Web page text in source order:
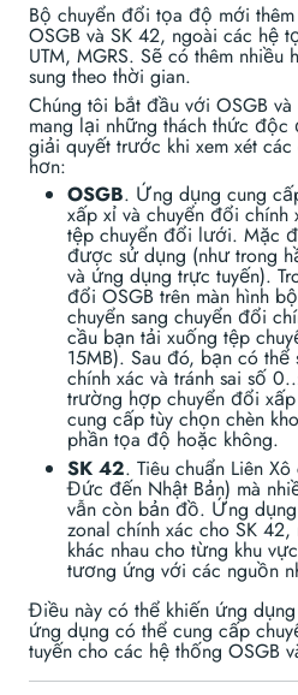
Bộ chuyển đổi tọa độ mới
OSGB và SK 42, ngoài các hệ
UTM, MGRS. Sẽ có thêm
sung theo thời gian.
Chúng tôi bắt đầu với OSGB
mang lại những thách thức độc
giải quyết trước khi xem xét
hơn:
OSGB. Ứng dụng cung
xấp xỉ và chuyển đổi chính
tệp chuyển đổi lưới. Mặc
được sử dụng (như trong
và ứng dụng trực tuyến).
đổi OSGB trên màn hình
chuyển sang chuyển đổi
cầu bạn tải xuống tệp
15MB). Sau đó, bạn có
chính xác và tránh sai số
trường hợp chuyển đổi
cung cấp tùy chọn chèn
phần tọa độ hoặc không.
SK 42. Tiêu chuẩn Liên
Đức đến Nhật Bản) mà
vẫn còn bản đồ. Ứng
zonal chính xác cho SK
khác nhau cho từng khu
tương ứng với các nguồn
Điều này có thể khiến ứng
ứng dụng có thể cung cấp
tuyến cho các hệ thống OSGB